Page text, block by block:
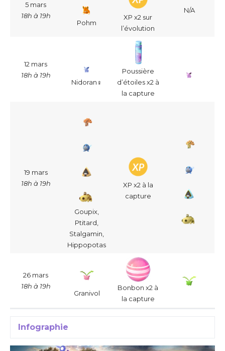
5 mars
18h à 19h
Pohm
XP x2 sur
l’évolution
N/A
12 mars
18h à 19h
Nidoran♀
Poussière
d’étoiles x2 à
la capture
19 mars
18h à 19h
Goupix,
Ptitard,
Stalgamin,
Hippopotas
XP x2 à la
capture
26 mars
18h à 19h
Granivol
Bonbon x2 à
la capture
Infographie